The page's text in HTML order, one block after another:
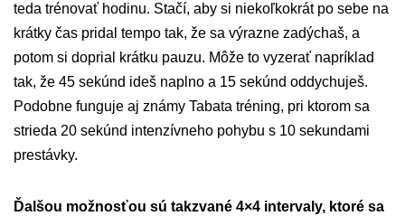
teda trénovať hodinu. Stačí, aby si niekoľkokrát po sebe na
krátky čas pridal tempo tak, že sa výrazne zadýchaš, a
potom si doprial krátku pauzu. Môže to vyzerať napríklad
tak, že 45 sekúnd ideš naplno a 15 sekúnd oddychuješ.
Podobne funguje aj známy Tabata tréning, pri ktorom sa
strieda 20 sekúnd intenzívneho pohybu s 10 sekundami
prestávky.
Ďalšou možnosťou sú takzvané 4×4 intervaly, ktoré sa